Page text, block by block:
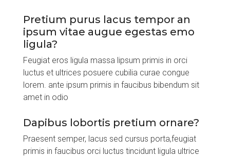
Pretium purus lacus tempor an
ipsum vitae augue egestas emo
ligula?
Feugiat eros ligula massa lipsum primis in orci
luctus et ultrices posuere cubilia curae congue
lorem. ante ipsum primis in faucibus bibendum sit
amet in odio
Dapibus lobortis pretium ornare?
Praesent semper, lacus sed cursus porta,feugiat
primis in faucibus orci luctus tincidunt ligula ultrice